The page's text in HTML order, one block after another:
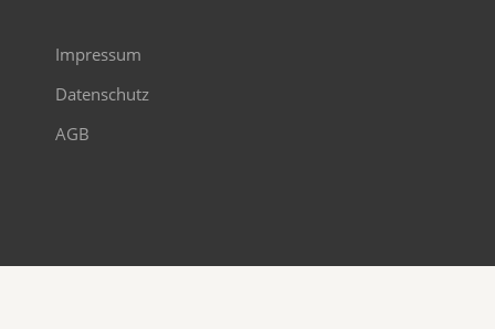
Impressum
Datenschutz
AGB